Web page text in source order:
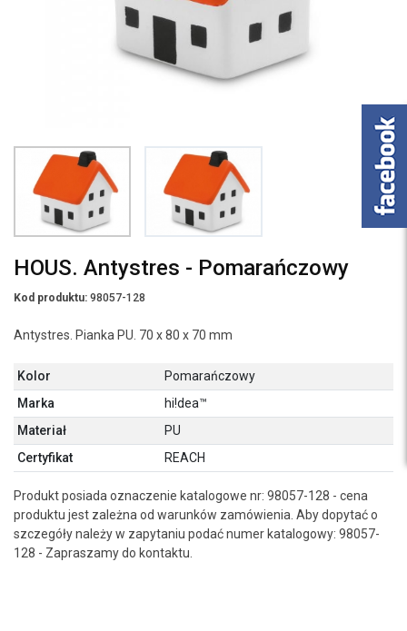
HOUS. Antystres - Pomarańczowy
Kod produktu: 98057-128
Antystres. Pianka PU. 70 x 80 x 70 mm
Kolor
Pomarańczowy
Marka
hi!dea™
Materiał
PU
Certyfikat
REACH
Produkt posiada oznaczenie katalogowe nr: 98057-128 - cena
produktu jest zależna od warunków zamówienia. Aby dopytać o
szczegóły należy w zapytaniu podać numer katalogowy: 98057-
128 - Zapraszamy do kontaktu.